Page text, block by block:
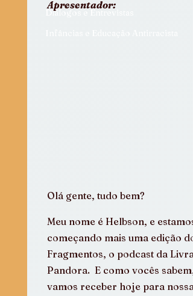
Diálogos e Entrevistas
Apresentador:
Olá gente, tudo bem?
Meu nome é Helbson, e estamos
começando mais uma edição do
Fragmentos, o podcast da
Pandora.  E como vocês sabem,
vamos receber hoje para nossa